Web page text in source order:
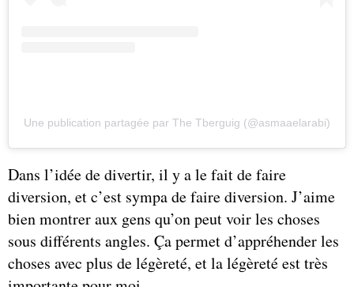
Une publication partagée par The Tberguig (@asmaaelarabi)
Dans l’idée de divertir, il y a le fait de faire
diversion, et c’est sympa de faire diversion. J’aime
bien montrer aux gens qu’on peut voir les choses
sous différents angles. Ça permet d’appréhender les
choses avec plus de légèreté, et la légèreté est très